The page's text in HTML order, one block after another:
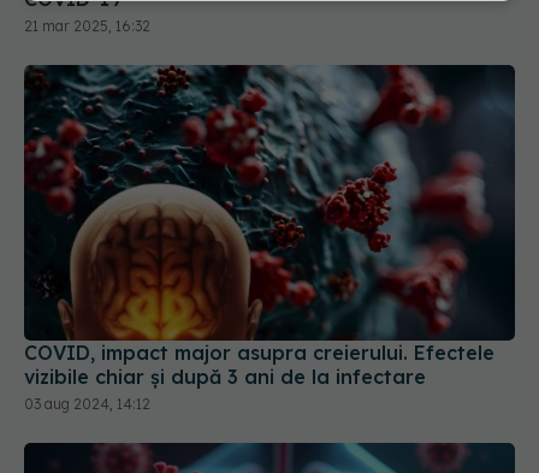
COVID, impact major asupra creierului. Efectele
vizibile chiar și după 3 ani de la infectare
03 aug 2024, 14:12